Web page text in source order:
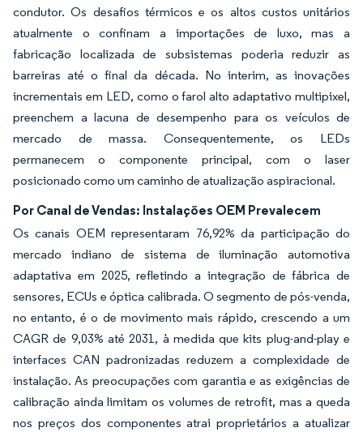
condutor. Os desafios térmicos e os altos custos unitários
atualmente o confinam a importações de luxo, mas a
fabricação localizada de subsistemas poderia reduzir as
barreiras até o final da década. No interim, as inovações
incrementais em LED, como o farol alto adaptativo multipixel,
preenchem a lacuna de desempenho para os veículos de
mercado de massa. Consequentemente, os LEDs
permanecem o componente principal, com o laser
posicionado como um caminho de atualização aspiracional.
Por Canal de Vendas: Instalações OEM Prevalecem
Os canais OEM representaram 76,92% da participação do
mercado indiano de sistema de iluminação automotiva
adaptativa em 2025, refletindo a integração de fábrica de
sensores, ECUs e óptica calibrada. O segmento de pós-venda,
no entanto, é o de movimento mais rápido, crescendo a um
CAGR de 9,03% até 2031, à medida que kits plug-and-play e
interfaces CAN padronizadas reduzem a complexidade de
instalação. As preocupações com garantia e as exigências de
calibração ainda limitam os volumes de retrofit, mas a queda
nos preços dos componentes atrai proprietários a atualizar